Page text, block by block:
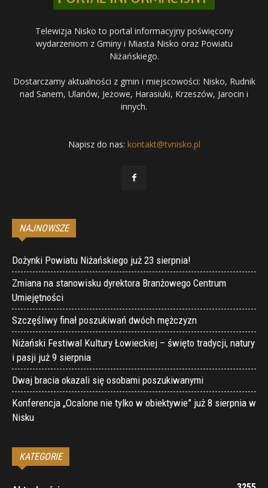
Telewizja Nisko to portal informacyjny poświęcony
wydarzeniom z Gminy i Miasta Nisko oraz Powiatu
Niżańskiego.
Dostarczamy aktualności z gmin i miejscowości: Nisko, Rudnik
nad Sanem, Ulanów, Jeżowe, Harasiuki, Krzeszów, Jarocin i
innych.
Napisz do nas: kontakt@tvnisko.pl
NAJNOWSZE
Dożynki Powiatu Niżańskiego już 23 sierpnia!
Zmiana na stanowisku dyrektora Branżowego Centrum
Umiejętności
Szczęśliwy finał poszukiwań dwóch mężczyzn
Niżański Festiwal Kultury Łowieckiej – święto tradycji, natury
i pasji już 9 sierpnia
Dwaj bracia okazali się osobami poszukiwanymi
Konferencja „Ocalone nie tylko w obiektywie” już 8 sierpnia w
Nisku
KATEGORIE